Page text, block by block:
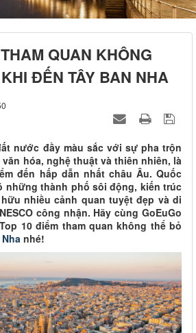
QUAN KHÔNG
ĐẾN TÂY BAN NHA
nước đầy màu sắc với sự pha trộn
hóa, nghệ thuật và thiên nhiên, là
đến hấp dẫn nhất châu Âu. Quốc
những thành phố sôi động, kiến trúc
nhiều cảnh quan tuyệt đẹp và di
công nhận. Hãy cùng GoEuGo
10 điểm tham quan không thể bỏ
nhé!